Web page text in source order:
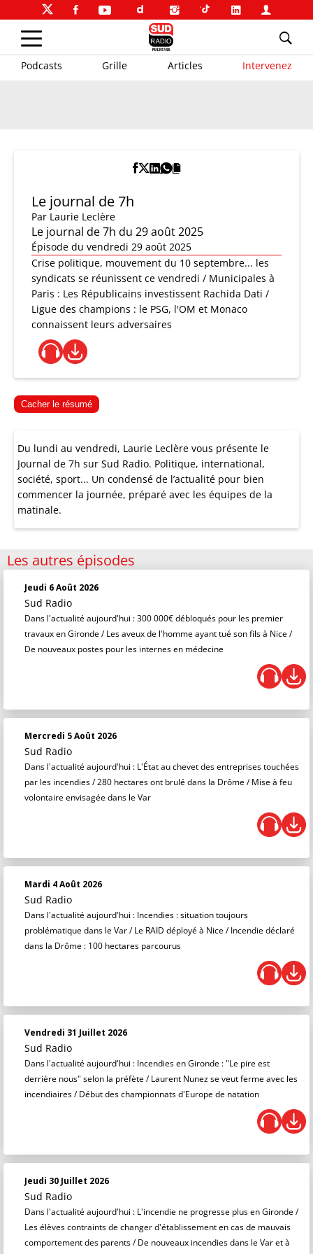
Podcasts Grille Articles Intervenez
Le journal de 7h
Par Laurie Leclère
Le journal de 7h du 29 août 2025
Épisode du vendredi 29 août 2025
Crise politique, mouvement du 10 septembre... les
syndicats se réunissent ce vendredi / Municipales à
Paris : Les Républicains investissent Rachida Dati /
Ligue des champions : le PSG, l'OM et Monaco
connaissent leurs adversaires
Cacher le résumé
Du lundi au vendredi, Laurie Leclère vous présente le
Journal de 7h sur Sud Radio. Politique, international,
société, sport... Un condensé de l’actualité pour bien
commencer la journée, préparé avec les équipes de la
matinale.
Les autres épisodes
Jeudi 6 Août 2026
Sud Radio
Dans l'actualité aujourd'hui : 300 000€ débloqués pour les premier
travaux en Gironde / Les aveux de l'homme ayant tué son fils à Nice /
De nouveaux postes pour les internes en médecine
Mercredi 5 Août 2026
Sud Radio
Dans l'actualité aujourd'hui : L'État au chevet des entreprises touchées
par les incendies / 280 hectares ont brulé dans la Drôme / Mise à feu
volontaire envisagée dans le Var
Mardi 4 Août 2026
Sud Radio
Dans l'actualité aujourd'hui : Incendies : situation toujours
problématique dans le Var / Le RAID déployé à Nice / Incendie déclaré
dans la Drôme : 100 hectares parcourus
Vendredi 31 Juillet 2026
Sud Radio
Dans l'actualité aujourd'hui : Incendies en Gironde : "Le pire est
derrière nous" selon la préfète / Laurent Nunez se veut ferme avec les
incendiaires / Début des championnats d'Europe de natation
Jeudi 30 Juillet 2026
Sud Radio
Dans l'actualité aujourd'hui : L'incendie ne progresse plus en Gironde /
Les élèves contraints de changer d'établissement en cas de mauvais
comportement des parents / De nouveaux incendies dans le Var et à